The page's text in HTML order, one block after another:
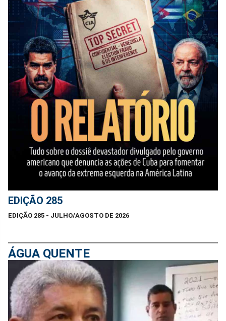
EDIÇÃO 285
EDIÇÃO 285 - JULHO/AGOSTO DE 2026
ÁGUA QUENTE